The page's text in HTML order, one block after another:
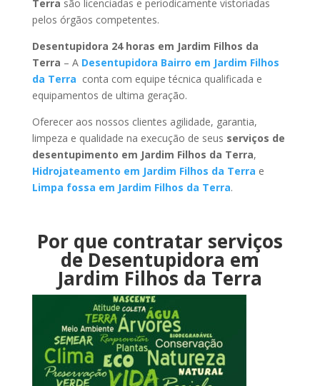
Terra são licenciadas e periodicamente vistoriadas
pelos órgãos competentes.
Desentupidora 24 horas em Jardim Filhos da
Terra – A Desentupidora Bairro em Jardim Filhos
da Terra conta com equipe técnica qualificada e
equipamentos de ultima geração.
Oferecer aos nossos clientes agilidade, garantia,
limpeza e qualidade na execução de seus serviços de
desentupimento em Jardim Filhos da Terra,
Hidrojateamento em Jardim Filhos da Terra e
Limpa fossa em Jardim Filhos da Terra.
Por que contratar serviços
de Desentupidora em
Jardim Filhos da Terra